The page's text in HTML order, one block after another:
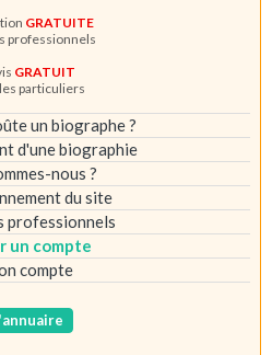
GRATUITE
professionnels
GRATUIT
particuliers
un biographe ?
d'une biographie
nous ?
du site
professionnels
un compte
compte